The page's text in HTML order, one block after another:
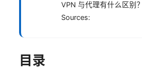
VPN 与代理有什么区别？
Sources:
目录